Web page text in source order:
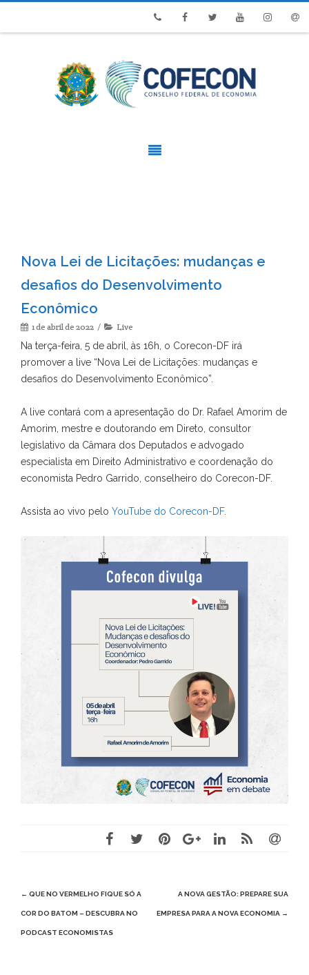
Nova Lei de Licitações: mudanças e
desafios do Desenvolvimento
Econômico
1 de abril de 2022 Live
Na terça-feira, 5 de abril, às 16h, o Corecon-DF irá
promover a live “Nova Lei de Licitações: mudanças e
desafios do Desenvolvimento Econômico”.
A live contará com a apresentação do Dr. Rafael Amorim de
Amorim, mestre e doutorando em Direto, consultor
legislativo da Câmara dos Deputados e advogado
especialista em Direito Administrativo e coordenação do
economista Pedro Garrido, conselheiro do Corecon-DF.
Assista ao vivo pelo YouTube do Corecon-DF.
Post
navigation
← QUE NO VERMELHO FIQUE SÓ A
COR DO BATOM – DESCUBRA NO
PODCAST ECONOMISTAS
A NOVA GESTÃO: PREPARE SUA
EMPRESA PARA A NOVA ECONOMIA →